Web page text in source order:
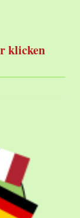
klicken